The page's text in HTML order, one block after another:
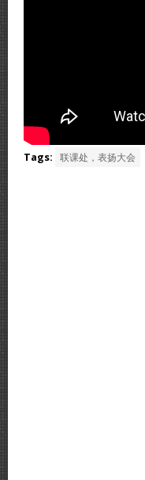
Tags: 联课处，表扬大会